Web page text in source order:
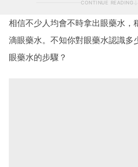
CONTINUE READING
相信不少人均會不時拿出眼藥水，
滴眼藥水。不知你對眼藥水認識多
眼藥水的步驟？